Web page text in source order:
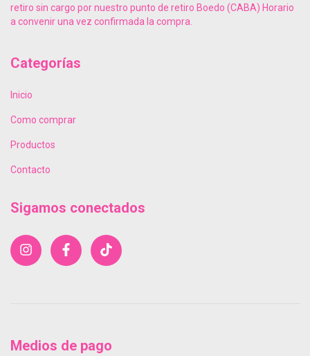
retiro sin cargo por nuestro punto de retiro Boedo (CABA) Horario
a convenir una vez confirmada la compra.
Categorías
Inicio
Como comprar
Productos
Contacto
Sigamos conectados
Medios de pago